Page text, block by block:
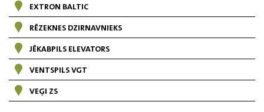
EXTRON BALTIC
RĒZEKNES DZIRNAVNIEKS
JĒKABPILS ELEVATORS
VENTSPILS VGT
VEĢI ZS